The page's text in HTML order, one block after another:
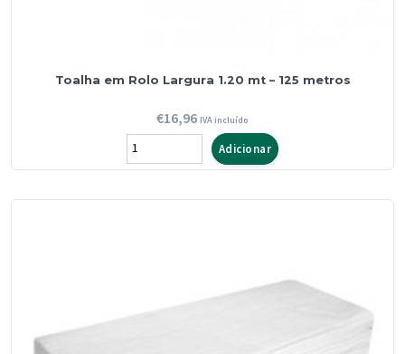
Toalha em Rolo Largura 1.20 mt – 125 metros
€16,96 IVA incluído
Quantidade
de
mt
Adicionar